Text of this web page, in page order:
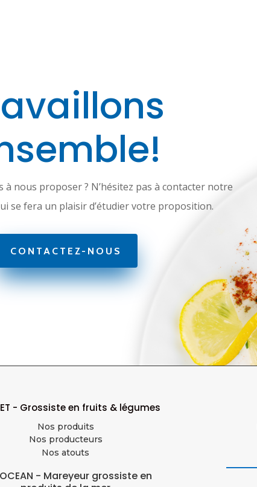
à nous proposer ? N’hésitez pas à contacter notre
se fera un plaisir d’étudier votre proposition.
CONTACTEZ-NOUS
- Grossiste en fruits & légumes
Nos produits
Nos producteurs
Nos atouts
- Mareyeur grossiste en